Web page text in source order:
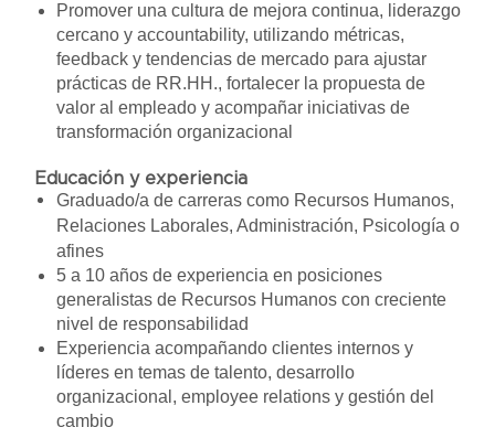
Promover una cultura de mejora continua, liderazgo
cercano y accountability, utilizando métricas,
feedback y tendencias de mercado para ajustar
prácticas de RR.HH., fortalecer la propuesta de
valor al empleado y acompañar iniciativas de
transformación organizacional
Educación y experiencia
Graduado/a de carreras como Recursos Humanos,
Relaciones Laborales, Administración, Psicología o
afines
5 a 10 años de experiencia en posiciones
generalistas de Recursos Humanos con creciente
nivel de responsabilidad
Experiencia acompañando clientes internos y
líderes en temas de talento, desarrollo
organizacional, employee relations y gestión del
cambio